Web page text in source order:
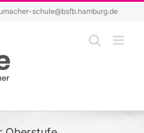
schule@bsfb.hamburg.de